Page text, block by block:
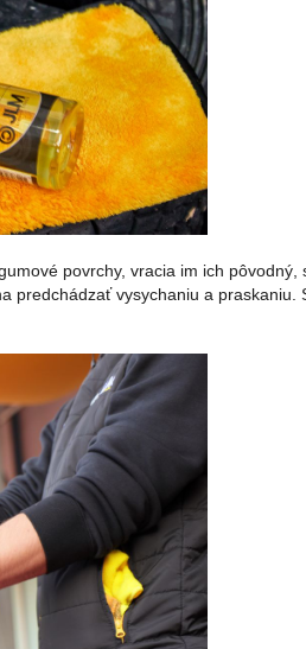
povrchy, vracia im ich
predchádzať vysychaniu a praskaniu.